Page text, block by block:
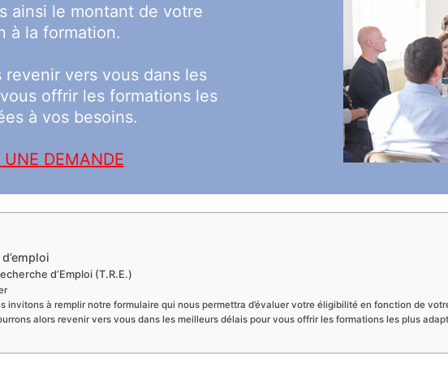
ainsi le montant de votre
à la formation.
revenir vers vous dans les
offrir les formations les
à vos besoins.
UNE DEMANDE
d’Emploi (T.R.E.)
invitons à remplir notre formulaire qui nous permettra d’évaluer votre éligibilité en fonction de
alors revenir vers vous dans les meilleurs délais pour vous offrir les formations les plus